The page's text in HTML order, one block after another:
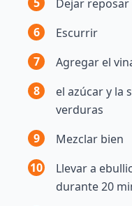
Dejar
6
Escurrir
7
Agregar el
8
el azúcar y la
verduras
9
Mezclar bien
10
Llevar a
durante 20